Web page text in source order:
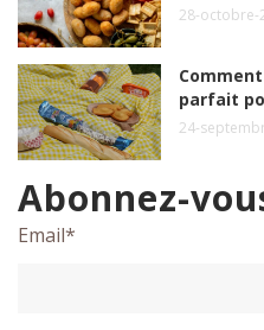
28-octobre-
parfait
24-
Abonnez-
Email*